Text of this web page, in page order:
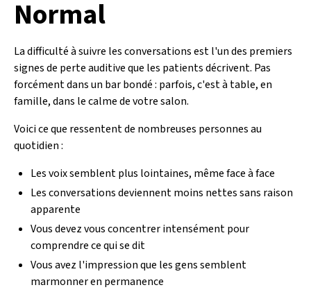
Normal
La difficulté à suivre les conversations est l'un des premiers
signes de perte auditive que les patients décrivent. Pas
forcément dans un bar bondé : parfois, c'est à table, en
famille, dans le calme de votre salon.
Voici ce que ressentent de nombreuses personnes au
quotidien :
Les voix semblent plus lointaines, même face à face
Les conversations deviennent moins nettes sans raison
apparente
Vous devez vous concentrer intensément pour
comprendre ce qui se dit
Vous avez l'impression que les gens semblent
marmonner en permanence